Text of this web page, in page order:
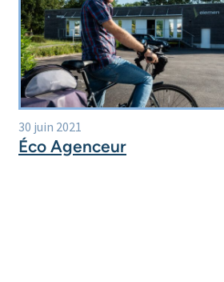
30 juin 2021
Éco Agenceur